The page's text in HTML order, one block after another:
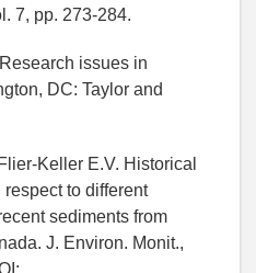
7, pp. 273-284.
issues in
DC: Taylor and
Keller E.V. Historical
to different
sediments from
J. Environ. Monit.,